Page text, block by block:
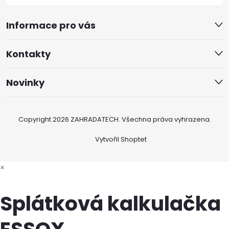
Informace pro vás
Kontakty
Novinky
Vytvořil Shoptet
Copyright 2026 ZAHRADATECH. Všechna práva vyhrazena.
×
Splátková kalkulačka